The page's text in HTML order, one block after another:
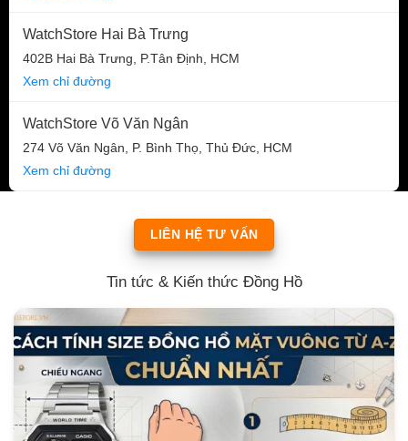
WatchStore Hai Bà Trưng
402B Hai Bà Trưng, P.Tân Định, HCM
Xem chỉ đường
WatchStore Võ Văn Ngân
274 Võ Văn Ngân, P. Bình Thọ, Thủ Đức, HCM
Xem chỉ đường
LIÊN HỆ TƯ VẤN
Tin tức & Kiến thức Đồng Hồ